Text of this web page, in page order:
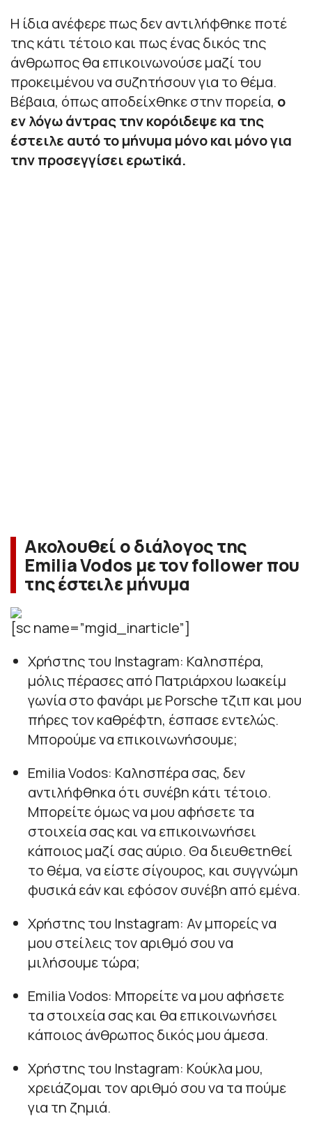
Η ίδια ανέφερε πως δεν αντιλήφθηκε ποτέ
της κάτι τέτοιο και πως ένας δικός της
άνθρωπος θα επικοινωνούσε μαζί του
προκειμένου να συζητήσουν για το θέμα.
Βέβαια, όπως αποδείχθηκε στην πορεία, ο
εν λόγω άντρας την κορόιδεψε κα της
έστειλε αυτό το μήνυμα μόνο και μόνο για
την προσεγγίσει ερωτiκά.
Ακολουθεί ο διάλογος της
Emilia Vodos με τον follower που
της έστειλε μήνυμα
[sc name=”mgid_inarticle”]
Χρήστης του Instagram: Καλησπέρα,
μόλις πέρασες από Πατριάρχου Ιωακείμ
γωνία στο φανάρι με Porsche τζιπ και μου
πήρες τον καθρέφτη, έσπασε εντελώς.
Μπορούμε να επικοινωνήσουμε;
Emilia Vodos: Καλησπέρα σας, δεν
αντιλήφθηκα ότι συνέβη κάτι τέτοιο.
Μπορείτε όμως να μου αφήσετε τα
στοιχεία σας και να επικοινωνήσει
κάποιος μαζί σας αύριο. Θα διευθετηθεί
το θέμα, να είστε σίγουρος, και συγγνώμη
φυσικά εάν και εφόσον συνέβη από εμένα.
Χρήστης του Instagram: Αν μπορείς να
μου στείλεις τον αριθμό σου να
μιλήσουμε τώρα;
Emilia Vodos: Μπορείτε να μου αφήσετε
τα στοιχεία σας και θα επικοινωνήσει
κάποιος άνθρωπος δικός μου άμεσα.
Χρήστης του Instagram: Κούκλα μου,
χρειάζομαι τον αριθμό σου να τα πούμε
για τη ζημιά.